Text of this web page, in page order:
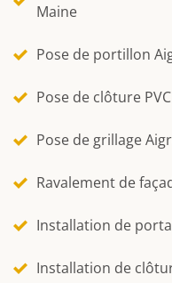
Maine
Pose de portillon
Pose de clôture
Pose de grillage
Ravalement de
Installation de
Installation de